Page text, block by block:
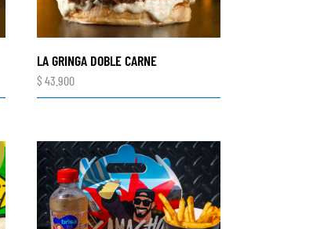
LA GRINGA DOBLE CARNE
$ 43.900